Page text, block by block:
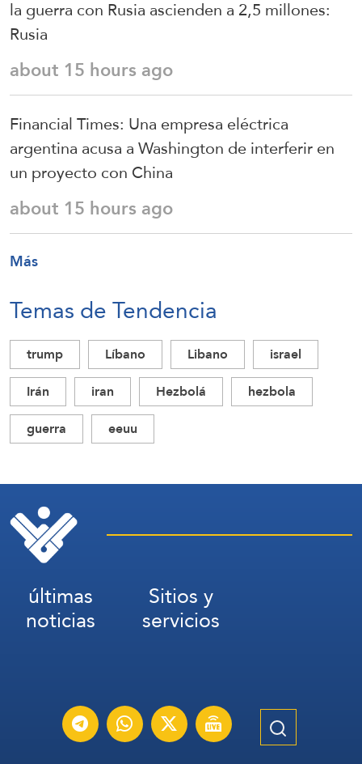
la guerra con Rusia ascienden a 2,5 millones:
Rusia
about 15 hours ago
Financial Times: Una empresa eléctrica
argentina acusa a Washington de interferir en
un proyecto con China
about 15 hours ago
Más
Temas de Tendencia
trump Líbano Libano
israel
Irán
iran Hezbolá
hezbola
guerra
eeuu
últimas
noticias
Sitios y
servicios